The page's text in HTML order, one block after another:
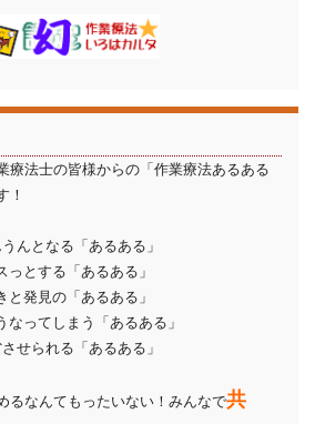
療法士の皆様からの「作業療法あるある
！
んとなる「あるある」
っとする「あるある」
と発見の「あるある」
なってしまう「あるある」
せられる「あるある」
るなんてもったいない！みんなで共